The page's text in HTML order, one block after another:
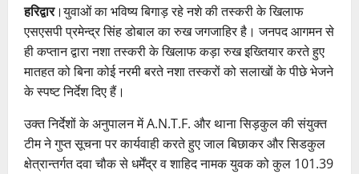
हरिद्वार।युवाओं का भविष्य बिगाड़ रहे नशे की तस्करी के खिलाफ
एसएसपी प्रमेन्द्र सिंह डोबाल का रुख जगजाहिर है। जनपद आगमन से
ही कप्तान द्वारा नशा तस्करी के खिलाफ कड़ा रुख इख्तियार करते हुए
मातहत को बिना कोई नरमी बरते नशा तस्करों को सलाखों के पीछे भेजने
के स्पष्ट निर्देश दिए हैं।
उक्त निर्देशों के अनुपालन में A.N.T.F. और थाना सिड़कुल की संयुक्त
टीम ने गुप्त सूचना पर कार्यवाही करते हुए जाल बिछाकर और सिडकुल
क्षेत्रान्तर्गत दवा चौक से धर्मेंद्र व शाहिद नामक युवक को कुल 101.39